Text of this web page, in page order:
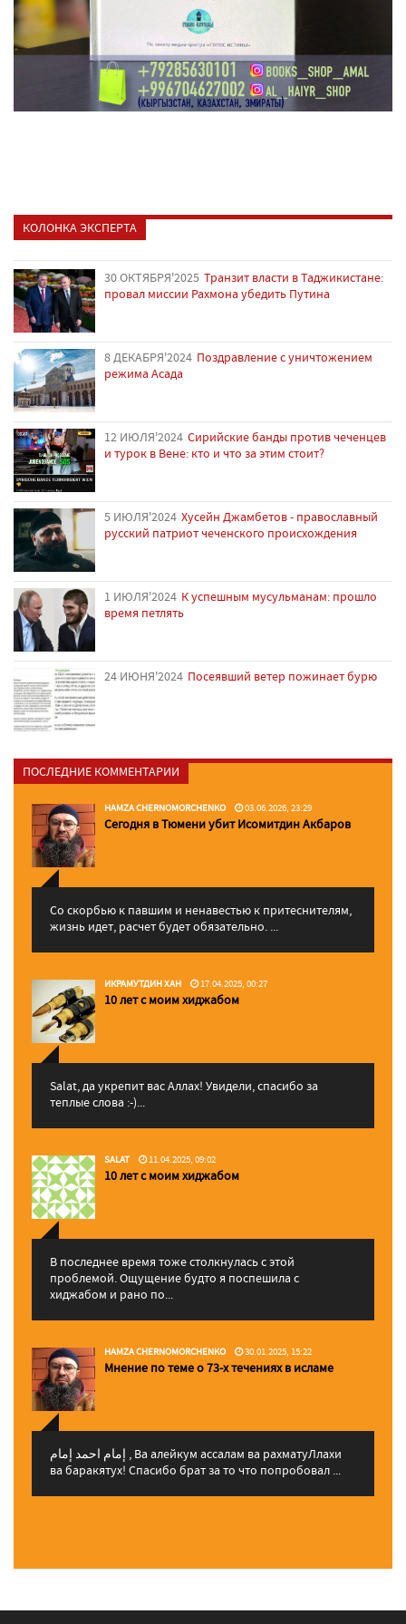
КОЛОНКА ЭКСПЕРТА
30 ОКТЯБРЯ'2025 Транзит власти в Таджикистане:
провал миссии Рахмона убедить Путина
8 ДЕКАБРЯ'2024 Поздравление с уничтожением
режима Асада
12 ИЮЛЯ'2024 Сирийские банды против чеченцев
и турок в Вене: кто и что за этим стоит?
5 ИЮЛЯ'2024 Хусейн Джамбетов - православный
русский патриот чеченского происхождения
1 ИЮЛЯ'2024 К успешным мусульманам: прошло
время петлять
24 ИЮНЯ'2024 Посеявший ветер пожинает бурю
ПОСЛЕДНИЕ КОММЕНТАРИИ
HAMZA CHERNOMORCHENKO 03.06.2026, 23:29
Сегодня в Тюмени убит Исомитдин Акбаров
Со скорбью к павшим и ненавестью к притеснителям,
жизнь идет, расчет будет обязательно. ...
ИКРАМУТДИН ХАН 17.04.2025, 00:27
10 лет с моим хиджабом
Salat, да укрепит вас Аллаx! Увидели, спасибо за
теплые слова :-)...
SALAT 11.04.2025, 09:02
10 лет с моим хиджабом
В последнее время тоже столкнулась с этой
проблемой. Ощущение будто я поспешила с
хиджабом и рано по...
HAMZA CHERNOMORCHENKO 30.01.2025, 15:22
Мнение по теме о 73-х течениях в исламе
إمام احمد إمام , Ва алейкум ассалам ва рахматуЛлахи
ва баракятух! Спасибо брат за то что попробовал ...